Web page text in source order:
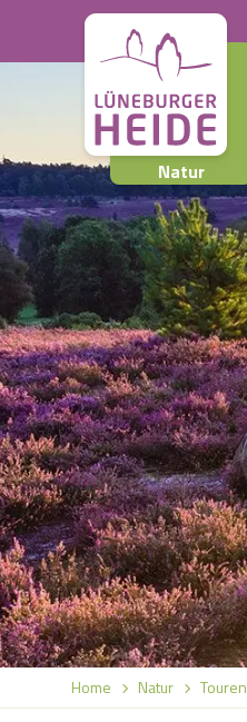
Natur
Home Natur Touren